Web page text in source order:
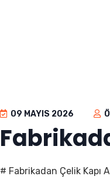
09 MAYIS 2026
# Fabrikadan Çelik Kapı